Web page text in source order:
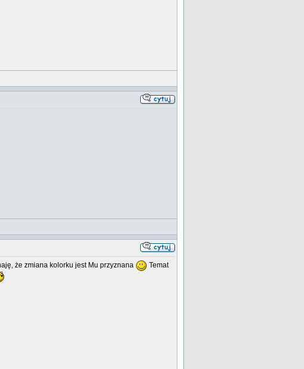
że zmiana kolorku jest Mu przyznana
Temat